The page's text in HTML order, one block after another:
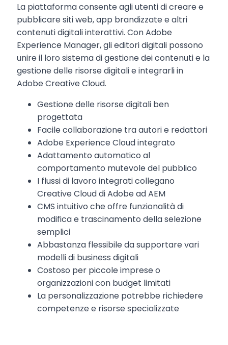
La piattaforma consente agli utenti di creare e
pubblicare siti web, app brandizzate e altri
contenuti digitali interattivi. Con Adobe
Experience Manager, gli editori digitali possono
unire il loro sistema di gestione dei contenuti e la
gestione delle risorse digitali e integrarli in
Adobe Creative Cloud.
Gestione delle risorse digitali ben
progettata
Facile collaborazione tra autori e redattori
Adobe Experience Cloud integrato
Adattamento automatico al
comportamento mutevole del pubblico
I flussi di lavoro integrati collegano
Creative Cloud di Adobe ad AEM
CMS intuitivo che offre funzionalità di
modifica e trascinamento della selezione
semplici
Abbastanza flessibile da supportare vari
modelli di business digitali
Costoso per piccole imprese o
organizzazioni con budget limitati
La personalizzazione potrebbe richiedere
competenze e risorse specializzate